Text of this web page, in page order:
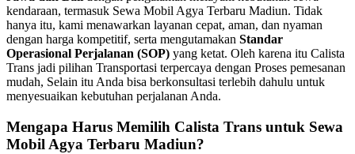
kendaraan, termasuk Sewa Mobil Agya Terbaru Madiun. Tidak
hanya itu, kami menawarkan layanan cepat, aman, dan nyaman
dengan harga kompetitif, serta mengutamakan Standar
Operasional Perjalanan (SOP) yang ketat. Oleh karena itu Calista
Trans jadi pilihan Transportasi terpercaya dengan Proses pemesanan
mudah, Selain itu Anda bisa berkonsultasi terlebih dahulu untuk
menyesuaikan kebutuhan perjalanan Anda.
Mengapa Harus Memilih Calista Trans untuk Sewa
Mobil Agya Terbaru Madiun?